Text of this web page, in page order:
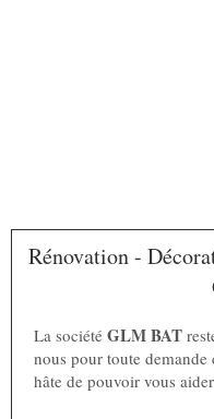
Rénovation -
La société GLM BAT
nous pour toute
hâte de pouvoir vous